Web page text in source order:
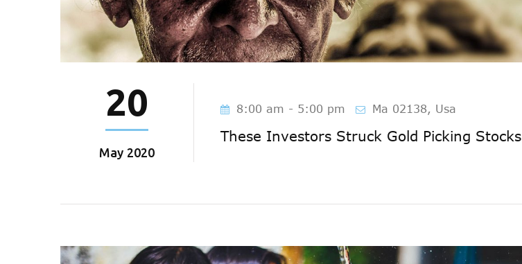
20
May 2020
8:00 am - 5:00 pm Ma 02138, Usa
These Investors Struck Gold Picking Stocks